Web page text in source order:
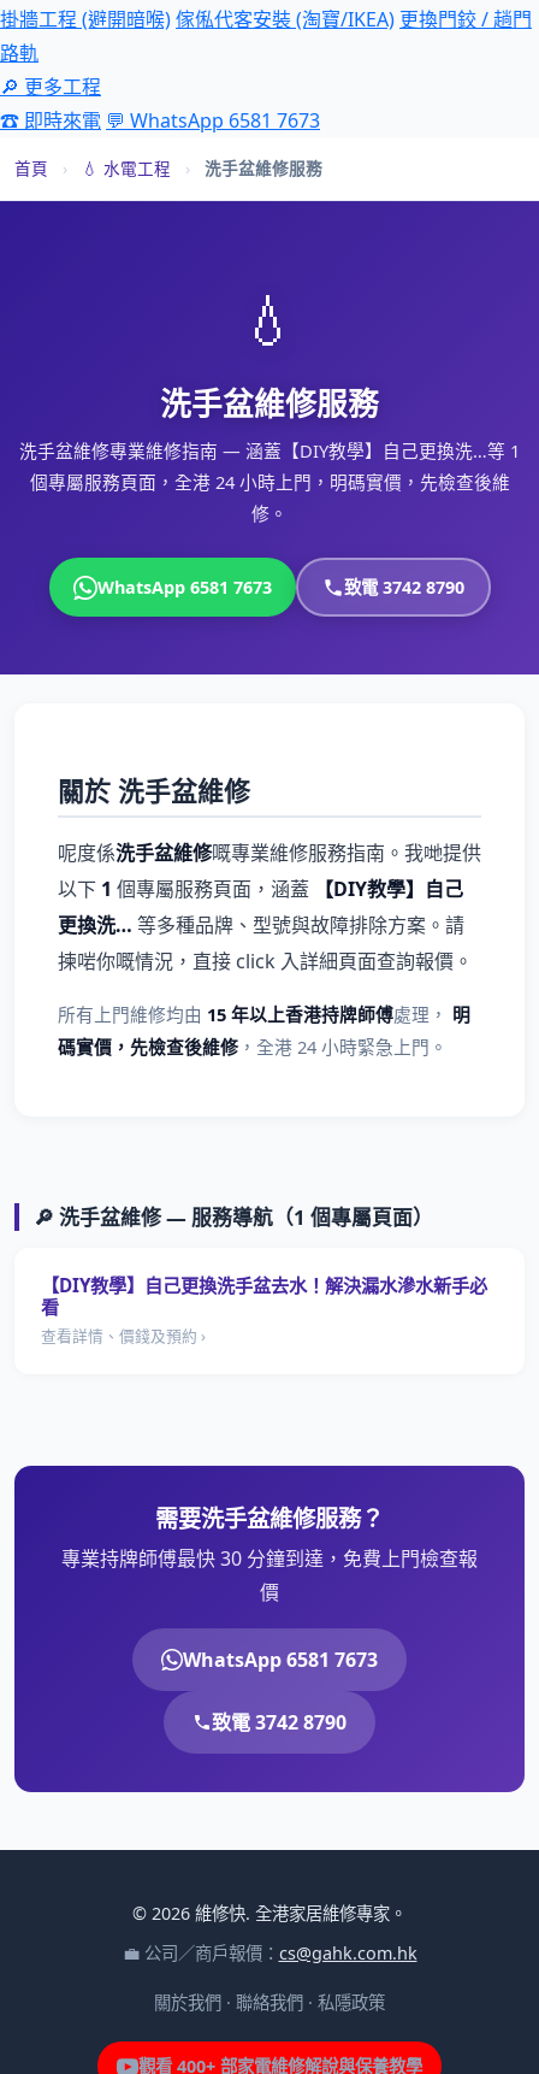
掛牆工程 (避開暗喉)傢俬代客安裝 (淘寶/IKEA) 更換門鉸 / 趟門
路軌
🔎 更多工程
☎ 即時來電 💬 WhatsApp 6581 7673
首頁 › 💧 水電工程 › 洗手盆維修服務
💧
洗手盆維修服務
洗手盆維修專業維修指南 — 涵蓋【DIY教學】自己更換洗…等 1
個專屬服務頁面，全港 24 小時上門，明碼實價，先檢查後維
修。
WhatsApp 6581 7673 致電 3742 8790
關於 洗手盆維修
呢度係洗手盆維修嘅專業維修服務指南。我哋提供
以下 1 個專屬服務頁面，涵蓋
【DIY教學】自己
更換洗… 等多種品牌、型號與故障排除方案。請
揀啱你嘅情況，直接 click 入詳細頁面查詢報價。
所有上門維修均由 15 年以上香港持牌師傅處理， 明
碼實價，先檢查後維修 ，全港 24 小時緊急上門。
🔎 洗手盆維修 — 服務導航（1 個專屬頁面）
【DIY教學】自己更換洗手盆去水！解決漏水滲水新手必
看
查看詳情、價錢及預約 ›
需要洗手盆維修服務？
專業持牌師傅最快 30 分鐘到達，免費上門檢查報
價
WhatsApp 6581 7673
致電 3742 8790
© 2026 維修快. 全港家居維修專家。
💼 公司／商戶報價： cs@gahk.com.hk
關於我們 · 聯絡我們 · 私隱政策
觀看 400+ 部家電維修解說與保養教學